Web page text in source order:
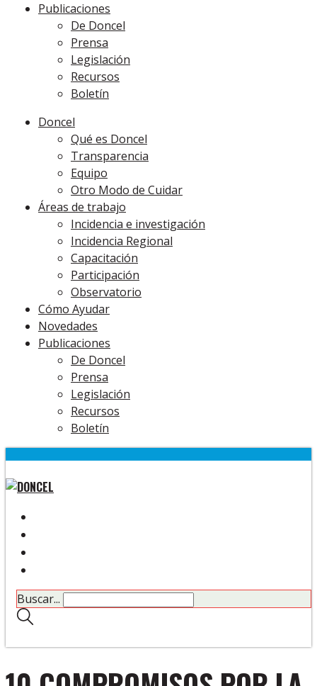
Publicaciones
De Doncel
Prensa
Legislación
Recursos
Boletín
Doncel
Qué es Doncel
Transparencia
Equipo
Otro Modo de Cuidar
Áreas de trabajo
Incidencia e investigación
Incidencia Regional
Capacitación
Participación
Observatorio
Cómo Ayudar
Novedades
Publicaciones
De Doncel
Prensa
Legislación
Recursos
Boletín
Buscar...